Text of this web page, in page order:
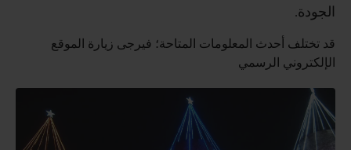
الجودة.
قد تختلف أحدث المعلومات المتاحة؛ فيرجى زيارة الموقع
الإلكتروني الرسمي